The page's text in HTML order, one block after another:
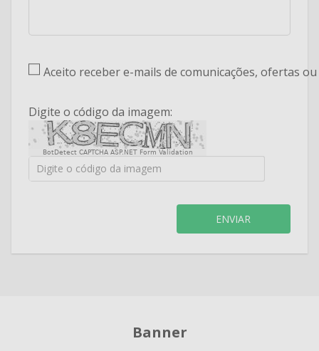
Aceito receber e-mails de comunicações, ofertas
Digite o código da imagem:
BotDetect CAPTCHA ASP.NET Form Validation
ENVIAR
Banner